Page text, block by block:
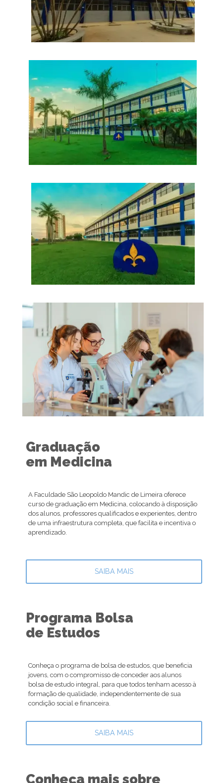
Graduação
em Medicina
A Faculdade São Leopoldo Mandic de Limeira oferece
curso de graduação em Medicina, colocando à disposição
dos alunos, professores qualificados e experientes, dentro
de uma infraestrutura completa, que facilita e incentiva o
aprendizado.
SAIBA MAIS
Programa Bolsa
de Estudos
Conheça o programa de bolsa de estudos, que beneficia
jovens, com o compromisso de conceder aos alunos
bolsa de estudo integral, para que todos tenham acesso à
formação de qualidade, independentemente de sua
condição social e financeira.
SAIBA MAIS
Conheça mais sobre